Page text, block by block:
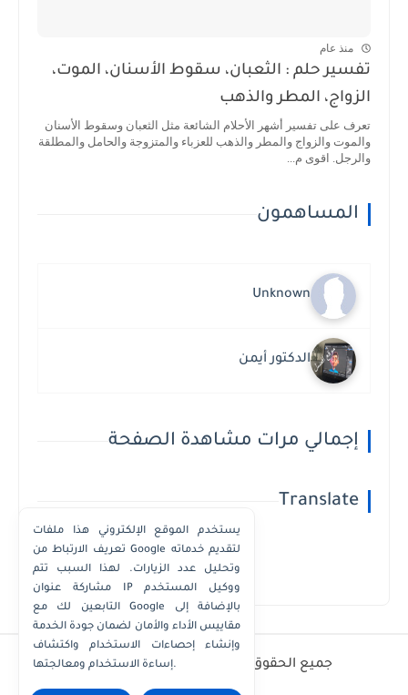
منذ عام
تفسير حلم : الثعبان، سقوط الأسنان، الموت،
الزواج، المطر والذهب
تعرف على تفسير أشهر الأحلام الشائعة مثل الثعبان وسقوط الأسنان
والموت والزواج والمطر والذهب للعزباء والمتزوجة والحامل والمطلقة
والرجل. اقوى م...
المساهمون
Unknown
الدكتور أيمن
إجمالي مرات مشاهدة الصفحة
Translate
Powered by Translate
جميع الحقوق محفوظة © أفضل - أسعار - أرقام
يستخدم الموقع الإلكتروني هذا ملفات
تعريف الارتباط من Google لتقديم خدماته
وتحليل عدد الزيارات. لهذا السبب تتم
مشاركة عنوان IP ووكيل المستخدم
التابعين لك مع Google بالإضافة إلى
مقاييس الأداء والأمان لضمان جودة الخدمة
وإنشاء إحصاءات الاستخدام واكتشاف
إساءة الاستخدام ومعالجتها.